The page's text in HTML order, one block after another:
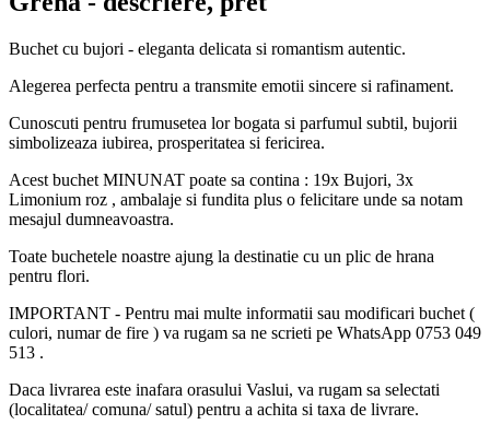
Buchet cu bujori - eleganta delicata si romantism autentic.
Alegerea perfecta pentru a transmite emotii sincere si rafinament.
Cunoscuti pentru frumusetea lor bogata si parfumul subtil, bujorii
simbolizeaza iubirea, prosperitatea si fericirea.
Acest buchet MINUNAT poate sa contina : 19x Bujori, 3x
Limonium roz , ambalaje si fundita plus o felicitare unde sa notam
mesajul dumneavoastra.
Toate buchetele noastre ajung la destinatie cu un plic de hrana
pentru flori.
IMPORTANT - Pentru mai multe informatii sau modificari buchet (
culori, numar de fire ) va rugam sa ne scrieti pe WhatsApp 0753 049
513 .
Daca livrarea este inafara orasului Vaslui, va rugam sa selectati
(localitatea/ comuna/ satul) pentru a achita si taxa de livrare.